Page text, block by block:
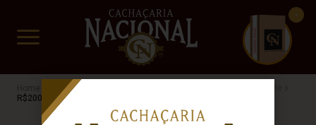
www.cachacarianacional.com.br
CUIDADO FRÁGIL
Cachaça
R$200 a R$500